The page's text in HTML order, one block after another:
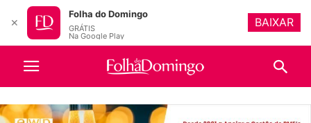
✕
Folha do Domingo
GRÁTIS
Na Google Play
BAIXAR